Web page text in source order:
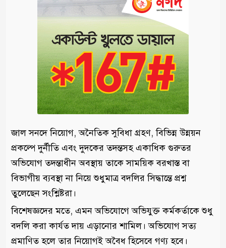
জাল সনদে নিয়োগ, অনৈতিক সুবিধা গ্রহণ, বিভিন্ন উন্নয়ন
প্রকল্পে দুর্নীতি এবং দুদকের তদন্তসহ একাধিক গুরুতর
অভিযোগ তদন্তাধীন অবস্থায় তাকে সাময়িক বরখাস্ত বা
বিভাগীয় ব্যবস্থা না নিয়ে শুধুমাত্র বদলির সিদ্ধান্তে প্রশ্ন
তুলেছেন সংশ্লিষ্টরা।
বিশেষজ্ঞদের মতে, এমন অভিযোগে অভিযুক্ত কর্মকর্তাকে শুধু
বদলি করা কার্যত দায় এড়ানোর শামিল। অভিযোগ সত্য
প্রমাণিত হলে তার নিয়োগই অবৈধ হিসেবে গণ্য হবে।